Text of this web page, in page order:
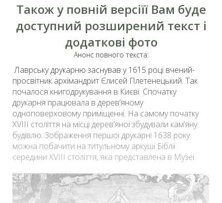
Також у повній версіїї Вам буде
доступний розширений текст і
додаткові фото
Анонс повного текста:
Лаврську друкарню заснував у 1615 році вчений-
просвітник архімандрит Єлисей Плетенецький. Так
почалося книгодрукування в Києві. Спочатку
друкарня працювала в дерев’яному
одноповерховому приміщенні. На самому початку
ХVІІІ століття на місці дерев’яної збудували кам’яну
будівлю. Зображення першої друкарні 1638 року
можна побачити на титульному аркуші Біблії
середини XVІІІ століття, яка представлена в Музеї.